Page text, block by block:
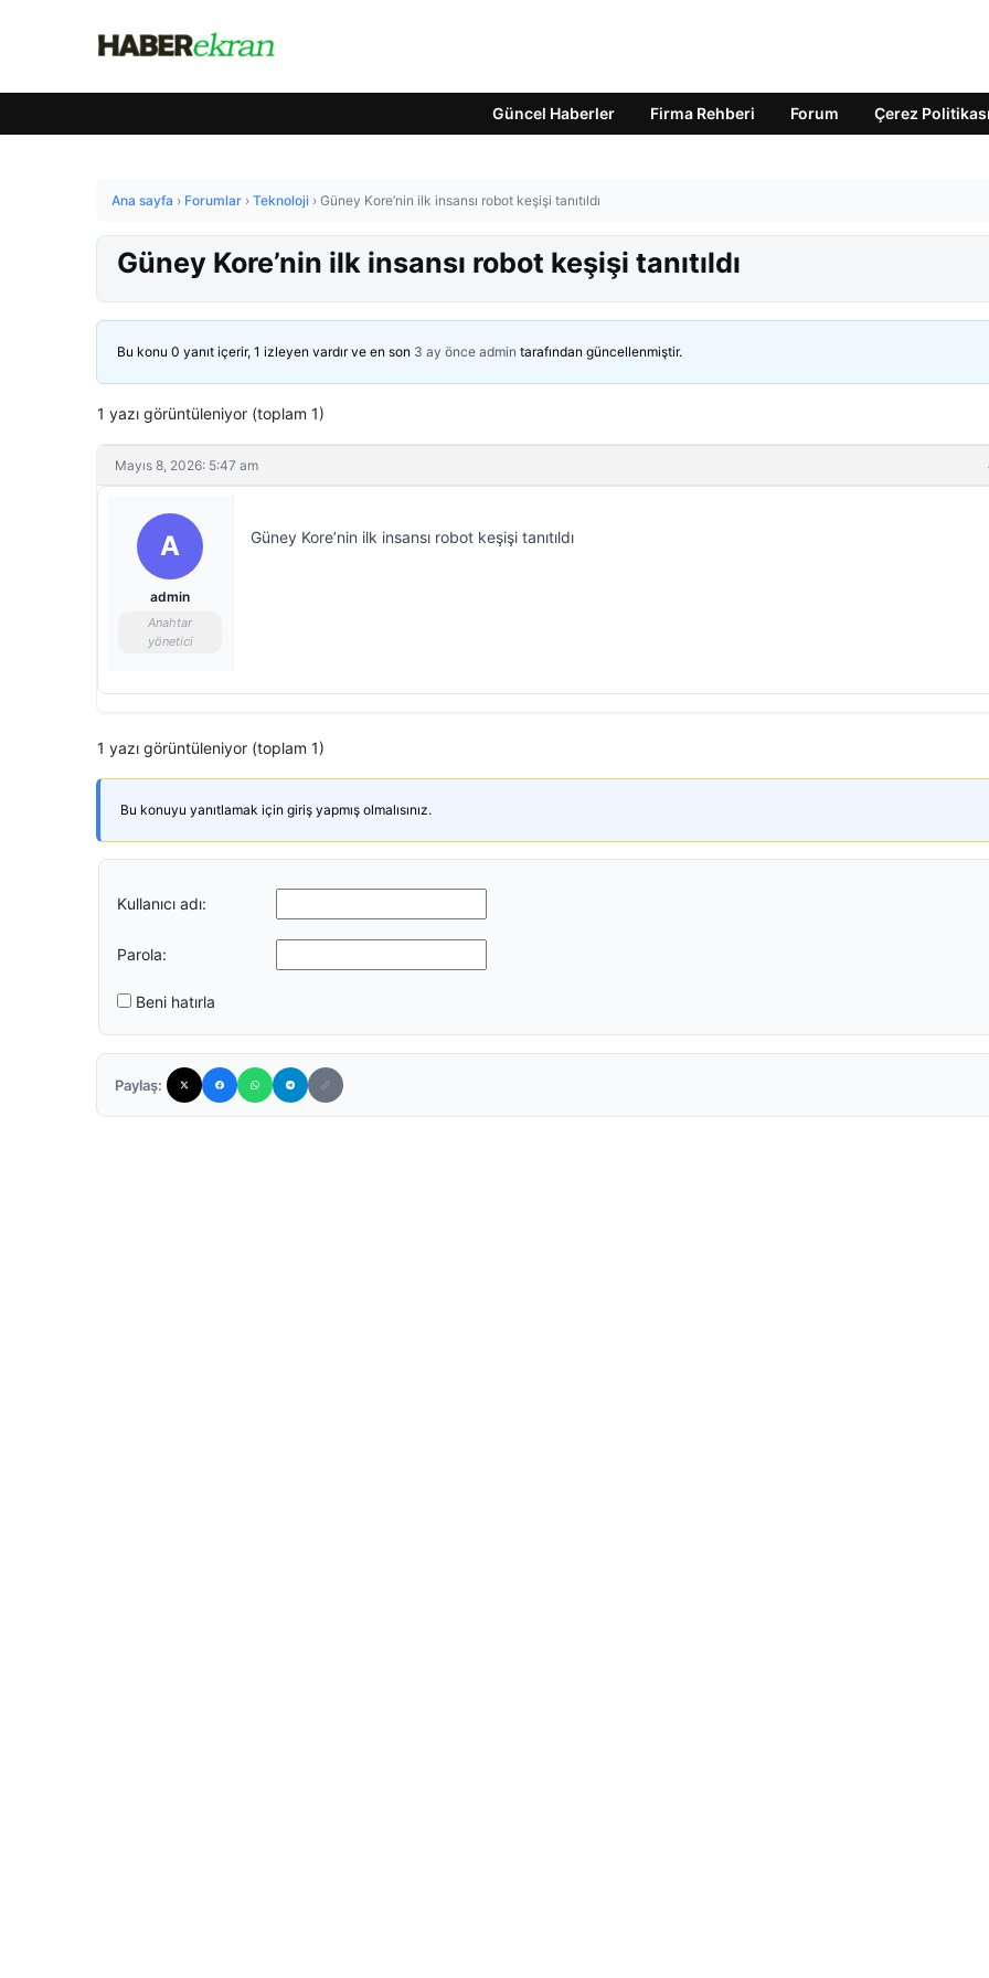
Güncel Haberler Firma Rehberi Forum Çerez Politikası
Ana sayfa › Forumlar › Teknoloji › Güney Kore’nin ilk insansı robot keşişi tanıtıldı
Güney Kore’nin ilk insansı robot keşişi tanıtıldı
Bu konu 0 yanıt içerir, 1 izleyen vardır ve en son 3 ay önce admin tarafından güncellenmiştir.
1 yazı görüntüleniyor (toplam 1)
Mayıs 8, 2026: 5:47 am
A
admin
Anahtar
yönetici
Güney Kore’nin ilk insansı robot keşişi tanıtıldı
1 yazı görüntüleniyor (toplam 1)
Bu konuyu yanıtlamak için giriş yapmış olmalısınız.
Kullanıcı adı:
Parola:
Beni hatırla
Paylaş: